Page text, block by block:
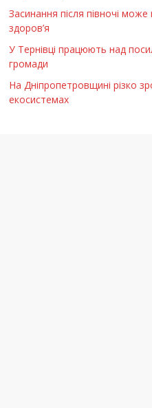
Засинання після півночі
здоров’я
У Тернівці працюють над
громади
На Дніпропетровщині різко
екосистемах